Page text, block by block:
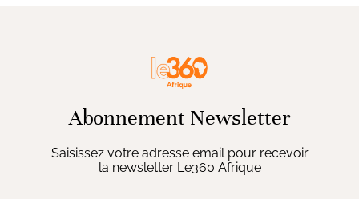
Abonnement Newsletter
Saisissez votre adresse email pour recevoir
la newsletter Le360 Afrique